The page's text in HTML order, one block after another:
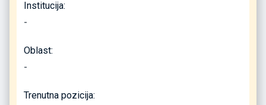
Institucija:
-
Oblast:
-
Trenutna pozicija: